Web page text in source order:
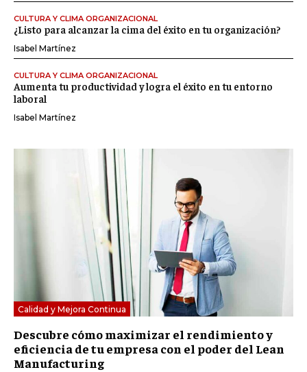
CULTURA Y CLIMA ORGANIZACIONAL
¿Listo para alcanzar la cima del éxito en tu organización?
Isabel Martínez
CULTURA Y CLIMA ORGANIZACIONAL
Aumenta tu productividad y logra el éxito en tu entorno
laboral
Isabel Martínez
Calidad y Mejora Continua
Descubre cómo maximizar el rendimiento y
eficiencia de tu empresa con el poder del Lean
Manufacturing